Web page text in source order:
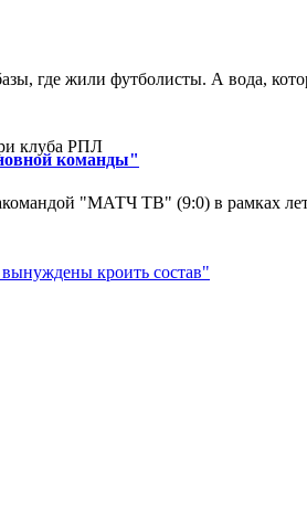
где жили футболисты. А вода,
команды"
"МАТЧ ТВ" (9:0) в рамках
клуба РПЛ
кроить состав"